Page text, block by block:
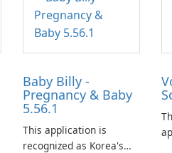
Baby Billy -
Pregnancy & Baby
5.56.1
This application is
recognized as Korea's